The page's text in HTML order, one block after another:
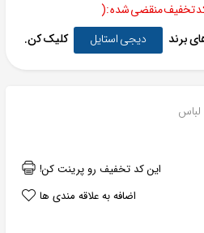
کد تخفیف منقضی شده :(
برند
دیجی استایل کلیک کن.
این کد تخفیف رو پرینت کن!
اضافه به علاقه مندی ها